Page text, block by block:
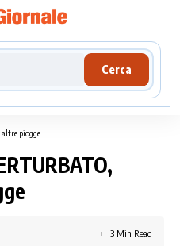
Cerca
altre piogge
3 Min Read